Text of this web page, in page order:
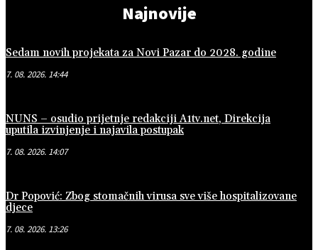
Najnovije
Sedam novih projekata za Novi Pazar do 2028. godine
7. 08. 2026. 14:44
NUNS – osudio prijetnje redakciji A1tv.net, Direkcija
uputila izvinjenje i najavila postupak
7. 08. 2026. 14:07
Dr Popović: Zbog stomačnih virusa sve više hospitalizovane
djece
7. 08. 2026. 13:26